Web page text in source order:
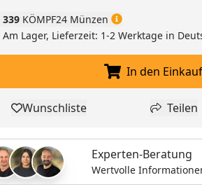
339 KÖMPF24 Münzen
Am Lager, Lieferzeit: 1-2 Werktage in
In
In den
Produkt zur Wunschliste
Wunschliste Teilen
Teilen
Experten-Beratung
Wertvolle